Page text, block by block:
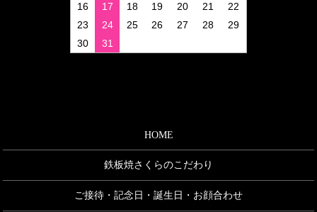
16
17 18 19 20 21
22
23
24 25 26 27 28
29
30
31
HOME
鉄板焼さくらのこだわり
ご接待・記念日・誕生日・お顔合わせ